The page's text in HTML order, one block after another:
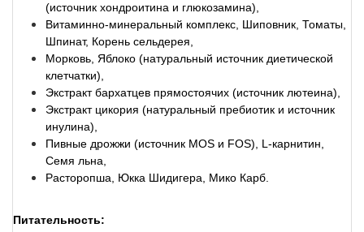
(источник хондроитина и глюкозамина),
Витаминно-минеральный комплекс, Шиповник, Томаты,
Шпинат, Корень сельдерея,
Морковь, Яблоко (натуральный источник диетической
клетчатки),
Экстракт бархатцев прямостоячих (источник лютеина),
Экстракт цикория (натуральный пребиотик и источник
инулина),
Пивные дрожжи (источник MOS и FOS), L-карнитин,
Семя льна,
Расторопша, Юкка Шидигера, Мико Карб.
Питательность: